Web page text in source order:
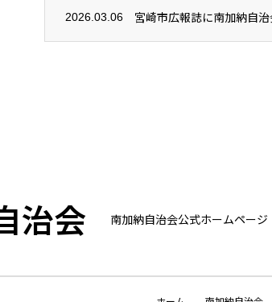
2026.03.06 宮崎市広報誌に南加納自
治会 南加納自治会公式ホームページ